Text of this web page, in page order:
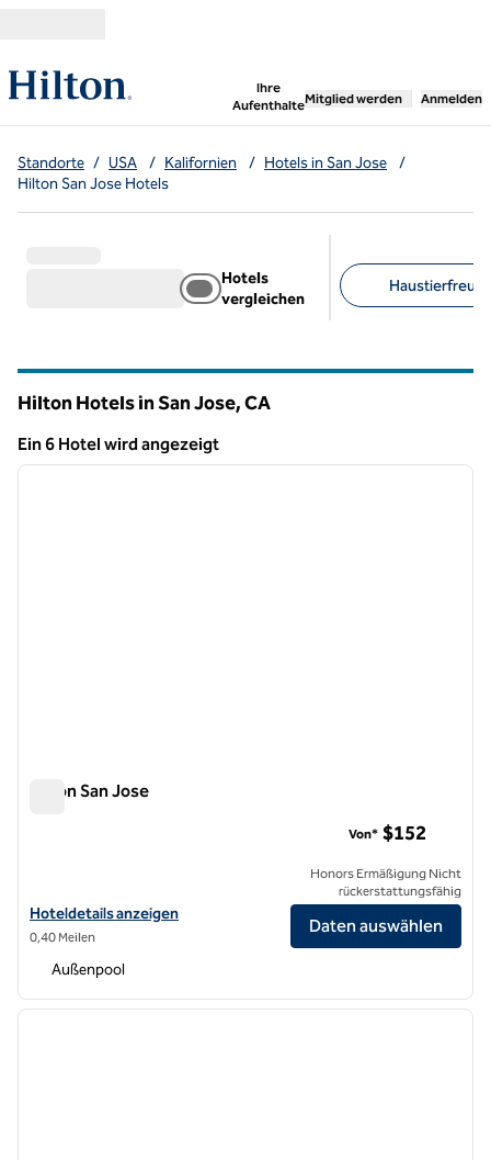
Ihre
Aufenthalte
,öffnet neue
Mitglied werden Anmelden
Standorte / USA / Kalifornien / Hotels in San Jose
/
Hilton San Jose Hotels
Hotels
vergleichen
Hilton Hotels in San Jose,CA
Ein 6 Hotel wird angezeigt
Ein 6 Hotel wird angezeigt
1 von 12
Hilton San Jose
Hoteldetails für das Hilton San Jose anzeigen
Hoteldetails anzeigen
0,40 Meilen
Von* $152
Honors Ermäßigung Nicht
rückerstattungsfähig
Daten auswählen
Außenpool
1 von 12